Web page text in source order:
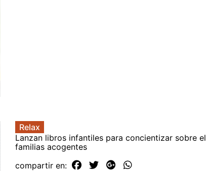
Relax
Lanzan libros infantiles para concientizar sobre
familias acogentes
compartir en: